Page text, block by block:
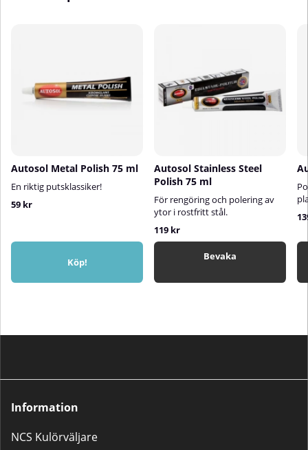
Autosol Metal Polish 75 ml
En riktig putsklassiker!
59 kr
Köp!
Autosol Stainless Steel
Polish 75 ml
För rengöring och polering av
ytor i rostfritt stål.
119 kr
Bevaka
Information
NCS Kulörväljare